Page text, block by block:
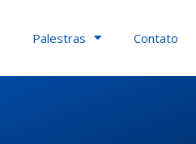
Palestras Contato